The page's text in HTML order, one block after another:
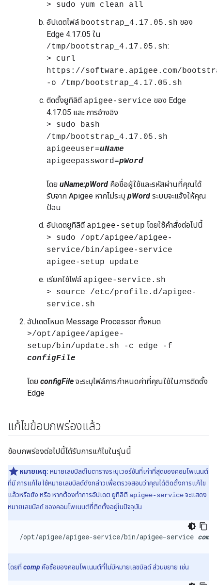
> sudo yum clean all
อัปเดตไฟล์ bootstrap_4.17.05.sh ของ
Edge 4.17.05 ใน
/tmp/bootstrap_4.17.05.sh:
> curl
https://software.apigee.com/
-o /tmp/bootstrap_4.17.05.sh
ติดตั้งยูทิลิตี apigee-service ของ Edge
4.17.05 และ การอ้างอิง
> sudo bash
/tmp/bootstrap_4.17.05.sh
apigeeuser=uName
apigeepassword=pWord
โดย uName:pWord คือชื่อผู้ใช้และรหัสผ่านที่คุณได้
รับจาก Apigee หากไม่ระบุ pWord ระบบจะแจ้งให้คุณ
ป้อน
อัปเดตยูทิลิตี apigee-setup โดยใช้คำสั่งต่อไปนี้
> sudo /opt/apigee/apigee-
service/bin/apigee-service
apigee-setup update
เรียกใช้ไฟล์ apigee-service.sh
> source /etc/profile.d/apigee-
service.sh
อัปเดตโหนด Message Processor ทั้งหมด
>/opt/apigee/apigee-
setup/bin/update.sh -c edge -f
configFile
โดย configFile จะระบุไฟล์การกำหนดค่าที่คุณใช้ในการติดตั้ง
Edge
แก้ไขข้อบกพร่องแล้ว
ข้อบกพร่องต่อไปนี้ได้รับการแก้ไขในรุ่นนี้
หมายเหตุ: หมายเลขบิลด์ในตารางระบุเวอร์ชันที่เก่าที่สุดของคอมโพเนนต์
ที่มี การแก้ไข ใช้หมายเลขบิลด์ดังกล่าวเพื่อตรวจสอบว่าคุณได้ติดตั้งการแก้ไข
แล้วหรือยัง หรือ หากต้องทำการอัปเดต ยูทิลิตี apigee-serviceจะแสดง
หมายเลขบิลด์ ของคอมโพเนนต์ที่ติดตั้งอยู่ในปัจจุบัน
/opt/apigee/apigee-service/bin/apigee-service comp
โดยที่ compคือชื่อของคอมโพเนนต์ที่ไม่มีหมายเลขบิลด์ ส่วนขยาย เช่น